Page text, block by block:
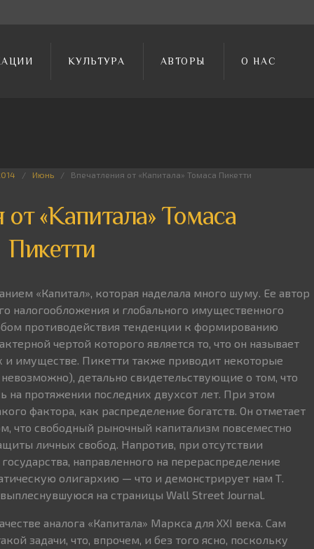
КУЛЬТУРА АВТОРЫ О НАС
Июнь Впечатления от «Капитала» Томаса Пикетти
«Капитала» Томаса
Пикетти
«Капитал», которая наделала много шуму. Ее автор
налогообложения и глобального имущественного
противодействия тенденции к формированию
чертой которого является то, что он называет
имуществе. Пикетти также приводит некоторые
детально свидетельствующие о том, что
на протяжении последних двухсот лет. При этом
фактора, как распределение богатств. Он отметает
что свободный рыночный капитализм повсеместно
личных свобод. Напротив, при отсутствии
направленного на перераспределение
олигархию — что и демонстрирует нам Т.
на страницы Wall Street Journal.
аналога «Капитала» Маркса для XXI века. Сам
задачи, что, впрочем, и без того ясно, поскольку